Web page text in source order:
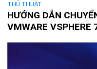
THỦ THUẬT
HƯỚNG DẪN
VMWARE VSPHERE